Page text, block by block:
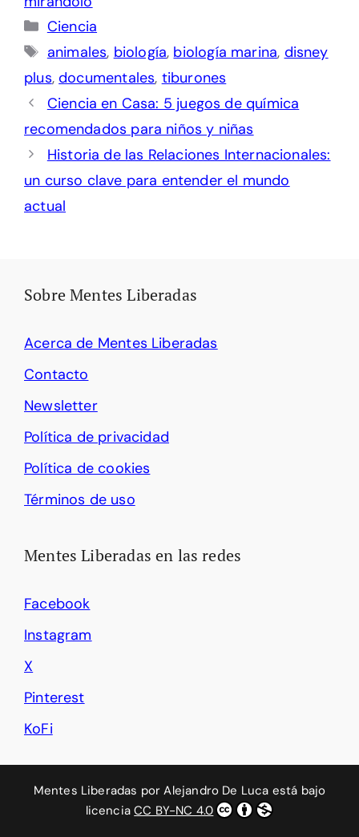
Categorías
Ciencia
Etiquetas
animales, biología, biología marina, disney
plus,documentales, tiburones
Ciencia en Casa: 5 juegos de química
recomendados para niños y niñas
Historia de las Relaciones Internacionales:
un curso clave para entender el mundo
actual
Sobre Mentes Liberadas
Acerca de Mentes Liberadas
Contacto
Newsletter
Política de privacidad
Política de cookies
Términos de uso
Mentes Liberadas en las redes
Facebook
Instagram
X
Pinterest
KoFi
Mentes Liberadas porAlejandro De Luca está bajo
licenciaCC BY-NC 4.0